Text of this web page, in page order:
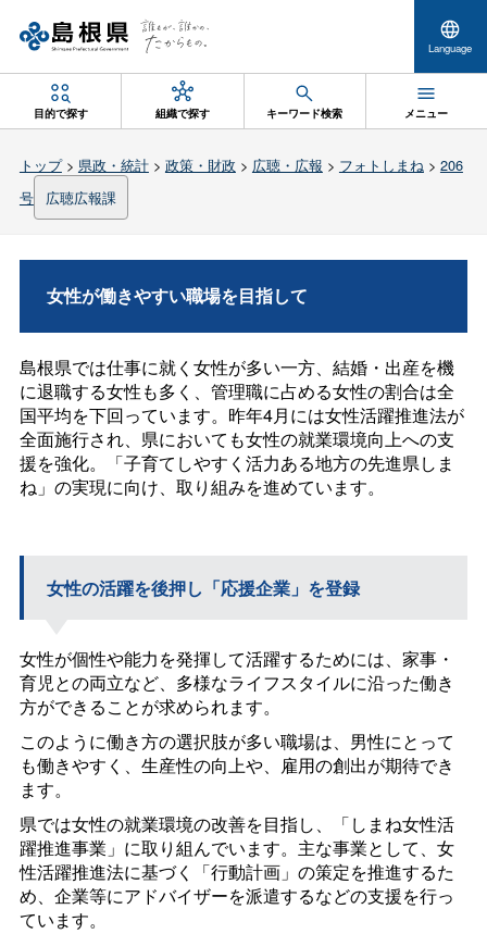
Language
目的で探す 組織で探す キーワード検索 メニュー
トップ> 県政・統計> 政策・財政 > 広聴・広報 > フォトしまね> 206
号
広聴広報課
女性が働きやすい職場を目指して
島根県では仕事に就く女性が多い一方、結婚・出産を機
に退職する女性も多く、管理職に占める女性の割合は全
国平均を下回っています。昨年4月には女性活躍推進法が
全面施行され、県においても女性の就業環境向上への支
援を強化。「子育てしやすく活力ある地方の先進県しま
ね」の実現に向け、取り組みを進めています。
女性の活躍を後押し「応援企業」を登録
女性が個性や能力を発揮して活躍するためには、家事・
育児との両立など、多様なライフスタイルに沿った働き
方ができることが求められます。
このように働き方の選択肢が多い職場は、男性にとって
も働きやすく、生産性の向上や、雇用の創出が期待でき
ます。
県では女性の就業環境の改善を目指し、「しまね女性活
躍推進事業」に取り組んでいます。主な事業として、女
性活躍推進法に基づく「行動計画」の策定を推進するた
め、企業等にアドバイザーを派遣するなどの支援を行っ
ています。